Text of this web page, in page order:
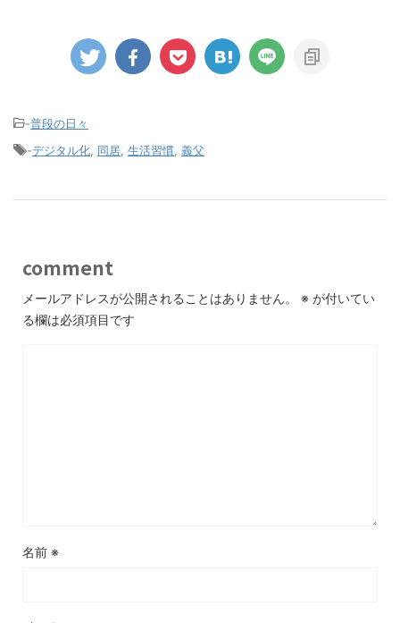
-普段の日々
-デジタル化 同居 生活習慣 義父
comment
メールアドレスが公開されることはありません。 ※ が付いてい
る欄は必須項目です
名前 ※